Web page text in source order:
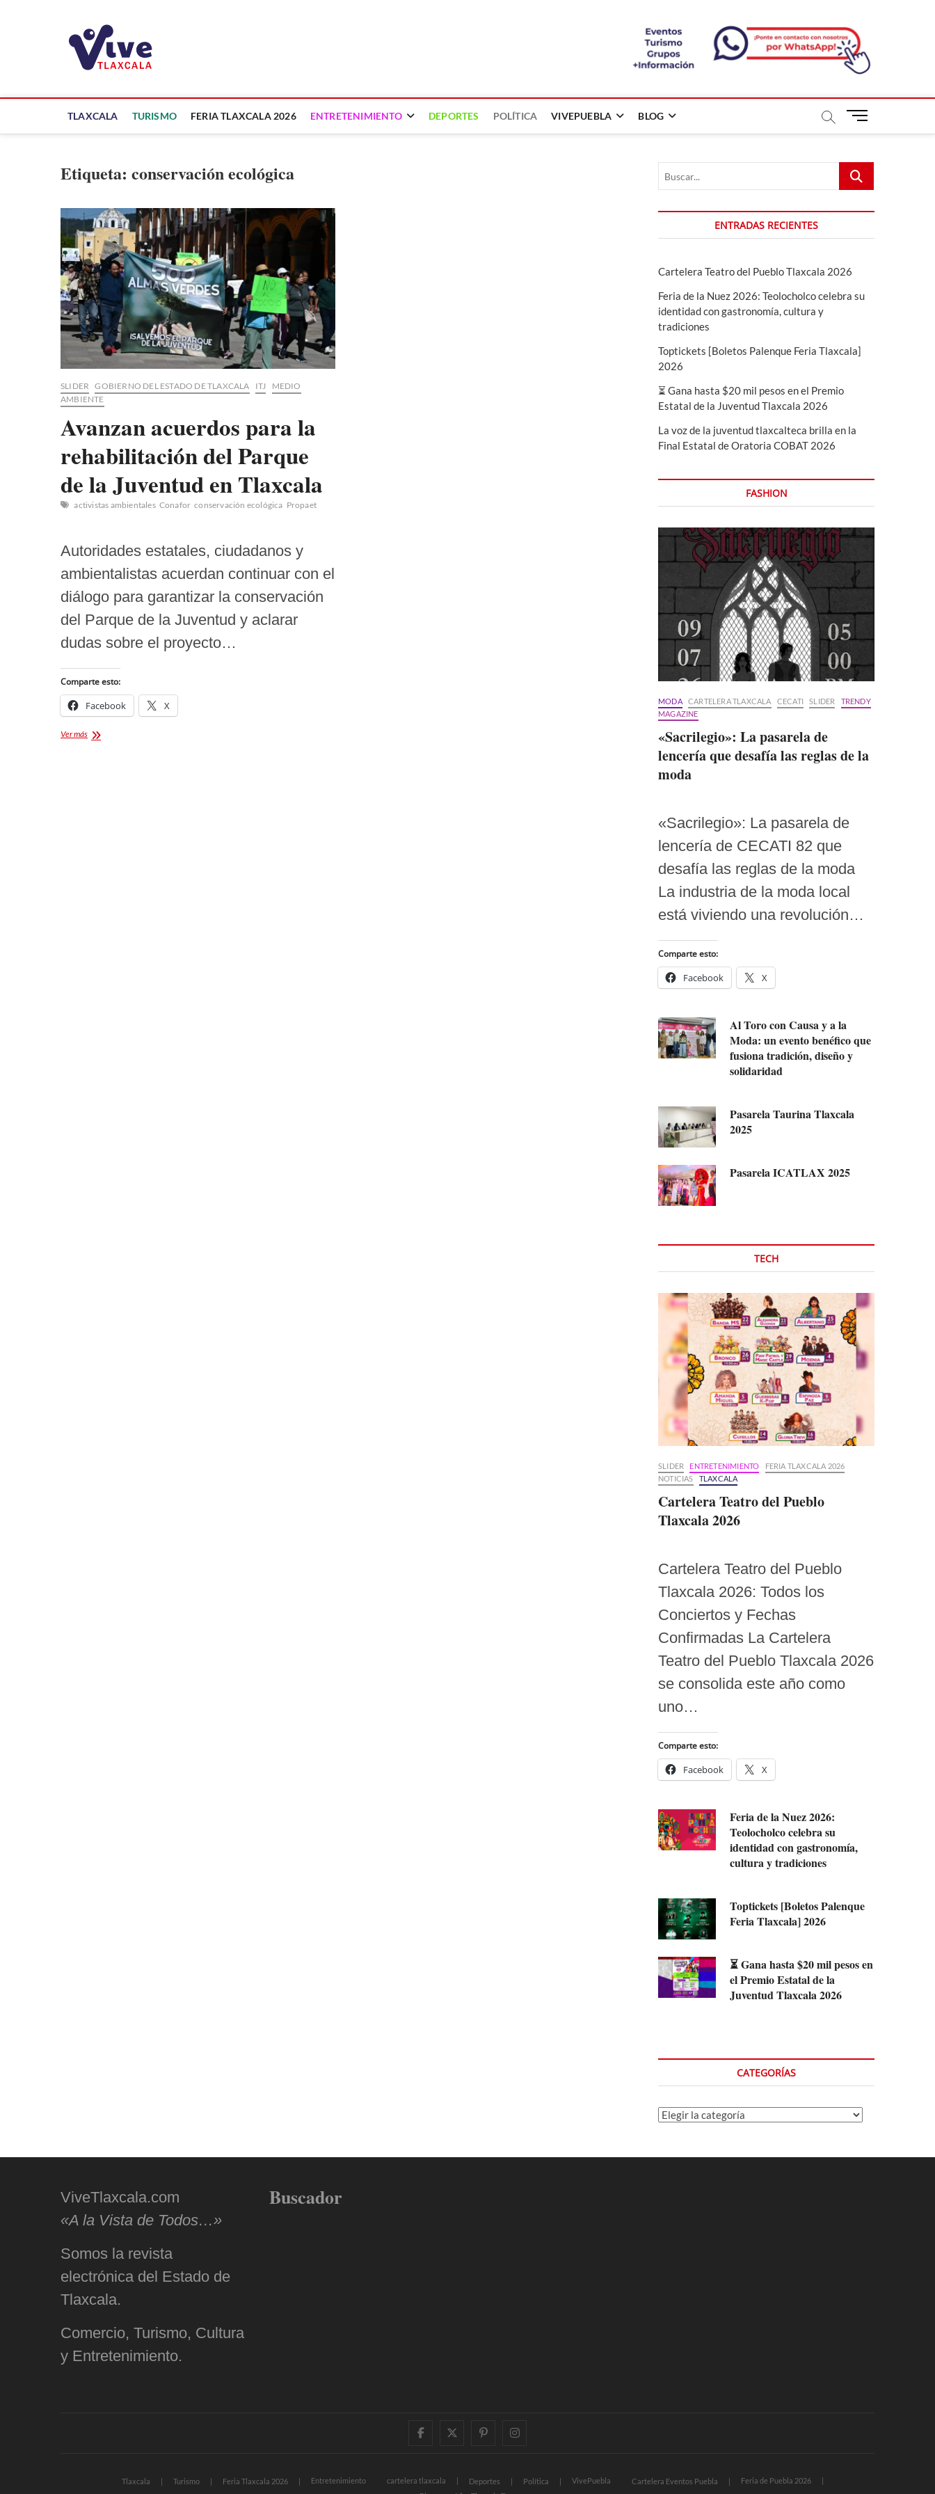
TLAXCALA TURISMO FERIA TLAXCALA 2026 ENTRETENIMIENTO DEPORTES POLÍTICA VIVEPUEBLA BLOG
B
ó
n
d
e
Etiqueta: conservación ecológica
SLIDER GOBIERNO DEL ESTADO DE TLAXCALA ITJ
MEDIO
AMBIENTE
Avanzan acuerdos para la
rehabilitación del Parque
de la Juventud en Tlaxcala
activistas ambientales Conafor conservación ecológica Propaet
Autoridades estatales, ciudadanos y
ambientalistas acuerdan continuar con el
diálogo para garantizar la conservación
del Parque de la Juventud y aclarar
dudas sobre el proyecto…
Comparte esto:
Facebook X
Ver másAvanzan
Buscar...
ENTRADAS RECIENTES
Cartelera Teatro del Pueblo Tlaxcala 2026
Feria de la Nuez 2026: Teolocholco celebra su
identidad con gastronomía, cultura y
tradiciones
Toptickets [Boletos Palenque Feria Tlaxcala]
2026
⏳ Gana hasta $20 mil pesos en el Premio
Estatal de la Juventud Tlaxcala 2026
La voz de la juventud tlaxcalteca brilla en la
Final Estatal de Oratoria COBAT 2026
FASHION
MODA CARTELERA TLAXCALA CECATI SLIDER
TRENDY
MAGAZINE
«Sacrilegio»: La pasarela de
lencería que desafía las reglas de la
moda
«Sacrilegio»: La pasarela de
lencería de CECATI 82 que
desafía las reglas de la moda
La industria de la moda local
está viviendo una revolución…
Comparte esto:
Facebook X
Al Toro con Causa y a la
Moda: un evento benéfico que
fusiona tradición, diseño y
solidaridad
Pasarela Taurina Tlaxcala
2025
Pasarela ICATLAX 2025
TECH
SLIDER ENTRETENIMIENTO
FERIA TLAXCALA 2026
NOTICIAS
TLAXCALA
Cartelera Teatro del Pueblo
Tlaxcala 2026
Cartelera Teatro del Pueblo
Tlaxcala 2026: Todos los
Conciertos y Fechas
Confirmadas La Cartelera
Teatro del Pueblo Tlaxcala 2026
se consolida este año como
uno…
Comparte esto:
Facebook X
Feria de la Nuez 2026:
Teolocholco celebra su
identidad con gastronomía,
cultura y tradiciones
Toptickets [Boletos Palenque
Feria Tlaxcala] 2026
⏳ Gana hasta $20 mil pesos en
el Premio Estatal de la
Juventud Tlaxcala 2026
CATEGORÍAS
Categorías
ViveTlaxcala.com
«A la Vista de Todos…»
Somos la revista
electrónica del Estado de
Tlaxcala.
Comercio, Turismo, Cultura
y Entretenimiento.
Buscador
facebooktwitter
pinterestinstagram
Tlaxcala Turismo Feria Tlaxcala 2026 Entretenimiento cartelera tlaxcala Deportes Política VivePuebla Cartelera Eventos Puebla
Feria de Puebla 2026